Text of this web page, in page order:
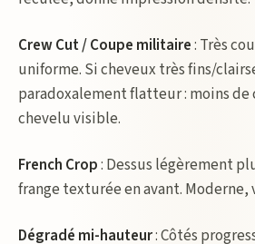
Crew Cut / Coupe militaire: Très
uniforme. Si cheveux très fins/
paradoxalement flatteur : moins
chevelu visible.
French Crop: Dessus légèrement
frange texturée en avant.
Dégradé mi-hauteur: Côtés